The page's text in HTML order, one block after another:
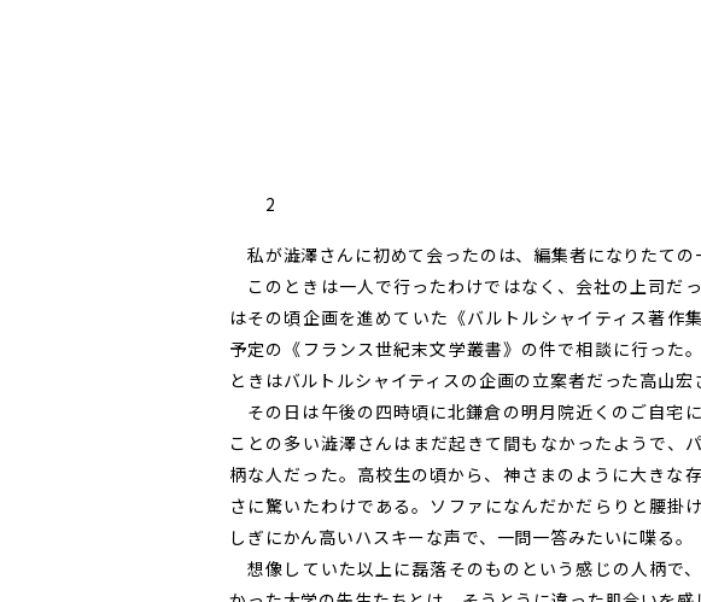
2
私が澁澤さんに初めて会ったのは、編集者になりたての
このときは一人で行ったわけではなく、会社の上司だ
はその頃企画を進めていた《バルトルシャイティス著作
予定の《フランス世紀末文学叢書》の件で相談に行った
ときはバルトルシャイティスの企画の立案者だった高山宏
その日は午後の四時頃に北鎌倉の明月院近くのご自宅
ことの多い澁澤さんはまだ起きて間もなかったようで、
柄な人だった。高校生の頃から、神さまのように大きな
さに驚いたわけである。ソファになんだかだらりと腰掛
しぎにかん高いハスキーな声で、一問一答みたいに喋る。
想像していた以上に磊落そのものという感じの人柄で